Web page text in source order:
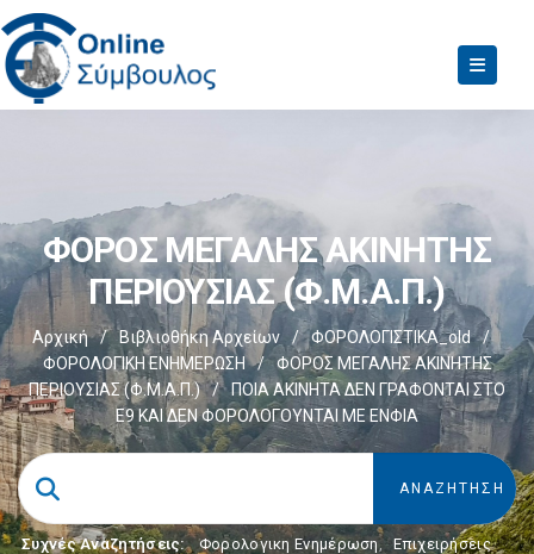
ΦΟΡΟΣ ΜΕΓΑΛΗΣ ΑΚΙΝΗΤΗΣ
ΠΕΡΙΟΥΣΙΑΣ (Φ.Μ.Α.Π.)
Αρχική / Βιβλιοθήκη Αρχείων / ΦΟΡΟΛΟΓΙΣΤΙΚΑ_old
/
ΦΟΡΟΛΟΓΙΚΗ ΕΝΗΜΕΡΩΣΗ
/
ΦΟΡΟΣ ΜΕΓΑΛΗΣ ΑΚΙΝΗΤΗΣ
ΠΕΡΙΟΥΣΙΑΣ (Φ.Μ.Α.Π.)
/
ΠΟΙΑ ΑΚΙΝΗΤΑ ΔΕΝ ΓΡΑΦΟΝΤΑΙ ΣΤΟ
Ε9 ΚΑΙ ΔΕΝ ΦΟΡΟΛΟΓΟΥΝΤΑΙ ΜΕ ΕΝΦΙΑ
Συχνές Αναζητήσεις: Φορολογικη Ενημέρωση, Επιχειρήσεις